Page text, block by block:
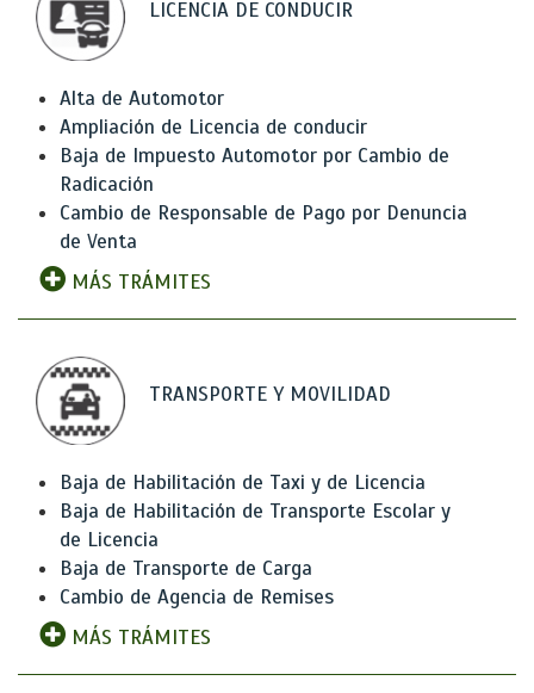
LICENCIA DE CONDUCIR
Alta de Automotor
Ampliación de Licencia de conducir
Baja de Impuesto Automotor por Cambio de
Radicación
Cambio de Responsable de Pago por Denuncia
de Venta
MÁS TRÁMITES
TRANSPORTE Y MOVILIDAD
Baja de Habilitación de Taxi y de Licencia
Baja de Habilitación de Transporte Escolar y
de Licencia
Baja de Transporte de Carga
Cambio de Agencia de Remises
MÁS TRÁMITES